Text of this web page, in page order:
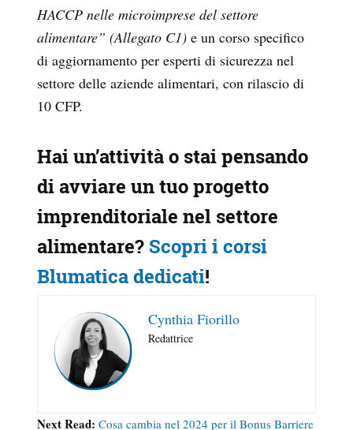
HACCP nelle microimprese del settore
alimentare” (Allegato C1) e un corso specifico
di aggiornamento per esperti di sicurezza nel
settore delle aziende alimentari, con rilascio di
10 CFP.
Hai un’attività o stai pensando
di avviare un tuo progetto
imprenditoriale nel settore
alimentare? Scopri i corsi
Blumatica dedicati!
Cynthia Fiorillo
Redattrice
Next Read: Cosa cambia nel 2024 per il Bonus Barriere